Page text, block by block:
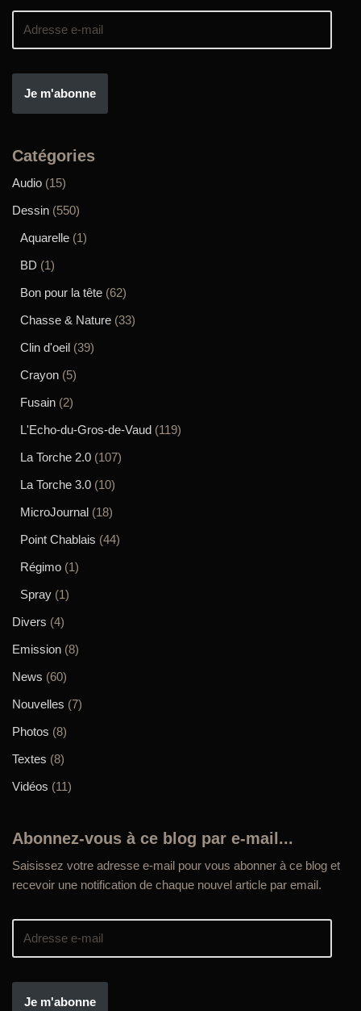
Je m'abonne
Catégories
Audio (15)
Dessin (550)
Aquarelle (1)
BD (1)
Bon pour la tête (62)
Chasse & Nature (33)
Clin d'oeil (39)
Crayon (5)
Fusain (2)
L'Echo-du-Gros-de-Vaud (119)
La Torche 2.0 (107)
La Torche 3.0 (10)
MicroJournal (18)
Point Chablais (44)
Régimo (1)
Spray (1)
Divers (4)
Emission (8)
News (60)
Nouvelles (7)
Photos (8)
Textes (8)
Vidéos (11)
Abonnez-vous à ce blog par e-mail...
Saisissez votre adresse e-mail pour vous abonner à ce blog et
recevoir une notification de chaque nouvel article par email.
Je m'abonne